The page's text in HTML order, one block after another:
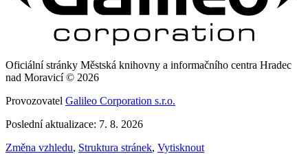
Oficiální stránky Městská knihovny a informačního centra Hradec
nad Moravicí © 2026
Provozovatel Galileo Corporation s.r.o.
Poslední aktualizace: 7. 8. 2026
Změna vzhledu, Struktura stránek, Vytisknout